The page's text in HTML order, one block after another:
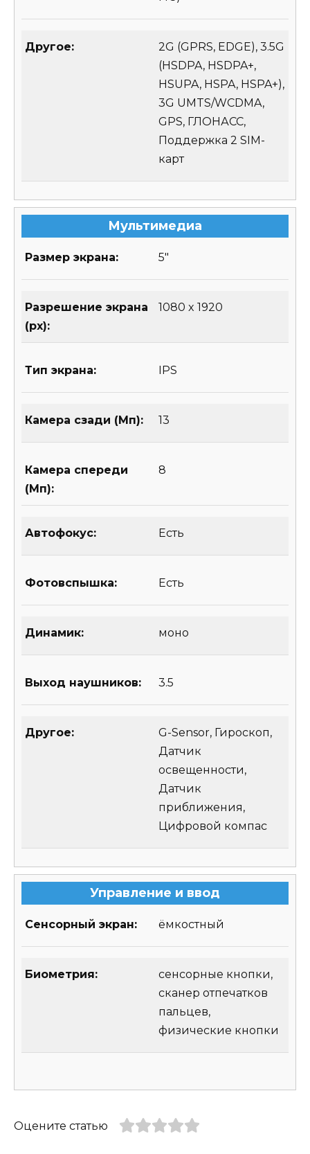
Другое:
2G (GPRS, EDGE), 3.5G
(HSDPA, HSDPA+,
HSUPA, HSPA, HSPA+),
3G UMTS/WCDMA,
GPS, ГЛОНАСС,
Поддержка 2 SIM-
карт
Мультимедиа
Размер экрана: 5″
Разрешение экрана
(px):
1080 x 1920
Тип экрана: IPS
Камера сзади (Мп): 13
Камера спереди
(Мп):
8
Автофокус: Есть
Фотовспышка: Есть
Динамик: моно
Выход наушников: 3.5
Другое:
G-Sensor, Гироскоп,
Датчик
освещенности,
Датчик
приближения,
Цифровой компас
Управление и ввод
Сенсорный экран: ёмкостный
Биометрия:
сенсорные кнопки,
сканер отпечатков
пальцев,
физические кнопки
Оцените статью